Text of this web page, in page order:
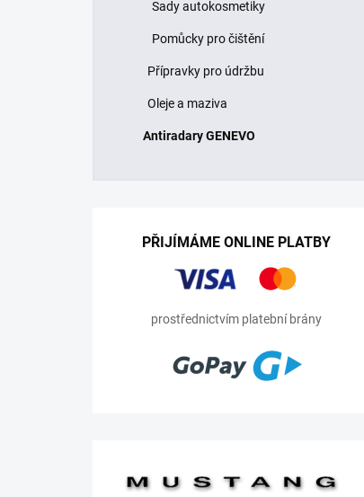
Sady autokosmetiky
Pomůcky pro čištění
Přípravky pro údržbu
Oleje a maziva
Antiradary GENEVO
PŘIJÍMÁME ONLINE PLATBY
prostřednictvím platební brány